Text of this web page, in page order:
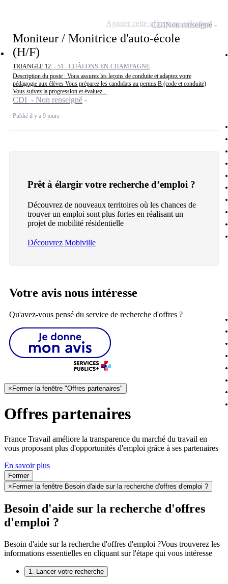
Moniteur / Monitrice d'auto-école
(H/F)
TRIANGLE 12 - 51 - CHÂLONS-EN-CHAMPAGNE
Description du poste : Vous assurez les leçons de conduite et adaptez votre
pédagogie aux élèves Vous préparez les candidats au permis B (code et conduite)
Vous suivez la progression et évaluez...
CDI - Non renseigné
Publié il y a 9 jours
CDINon renseigné
Ajouter cette offre à ma sélection
Prêt à élargir votre recherche d’emploi ?
Découvrez de nouveaux territoires où les chances de
trouver un emploi sont plus fortes en réalisant un
projet de mobilité résidentielle
Découvrez Mobiville
Votre avis nous intéresse
Qu'avez-vous pensé du service de recherche d'offres ?
× Fermer la fenêtre "Offres partenaires"
Offres partenaires
France Travail améliore la transparence du marché du travail en
vous proposant plus d'opportunités d'emploi grâce à ses partenaires
En savoir plus
Fermer
× Fermer la fenêtre Besoin d'aide sur la recherche d'offres d'emploi ?
Besoin d'aide sur la recherche d'offres
d'emploi ?
Besoin d'aide sur la recherche d'offres d'emploi ?Vous trouverez les
informations essentielles en cliquant sur l'étape qui vous intéresse
1. Lancer votre recherche